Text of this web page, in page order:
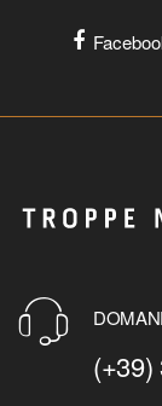
(+39)